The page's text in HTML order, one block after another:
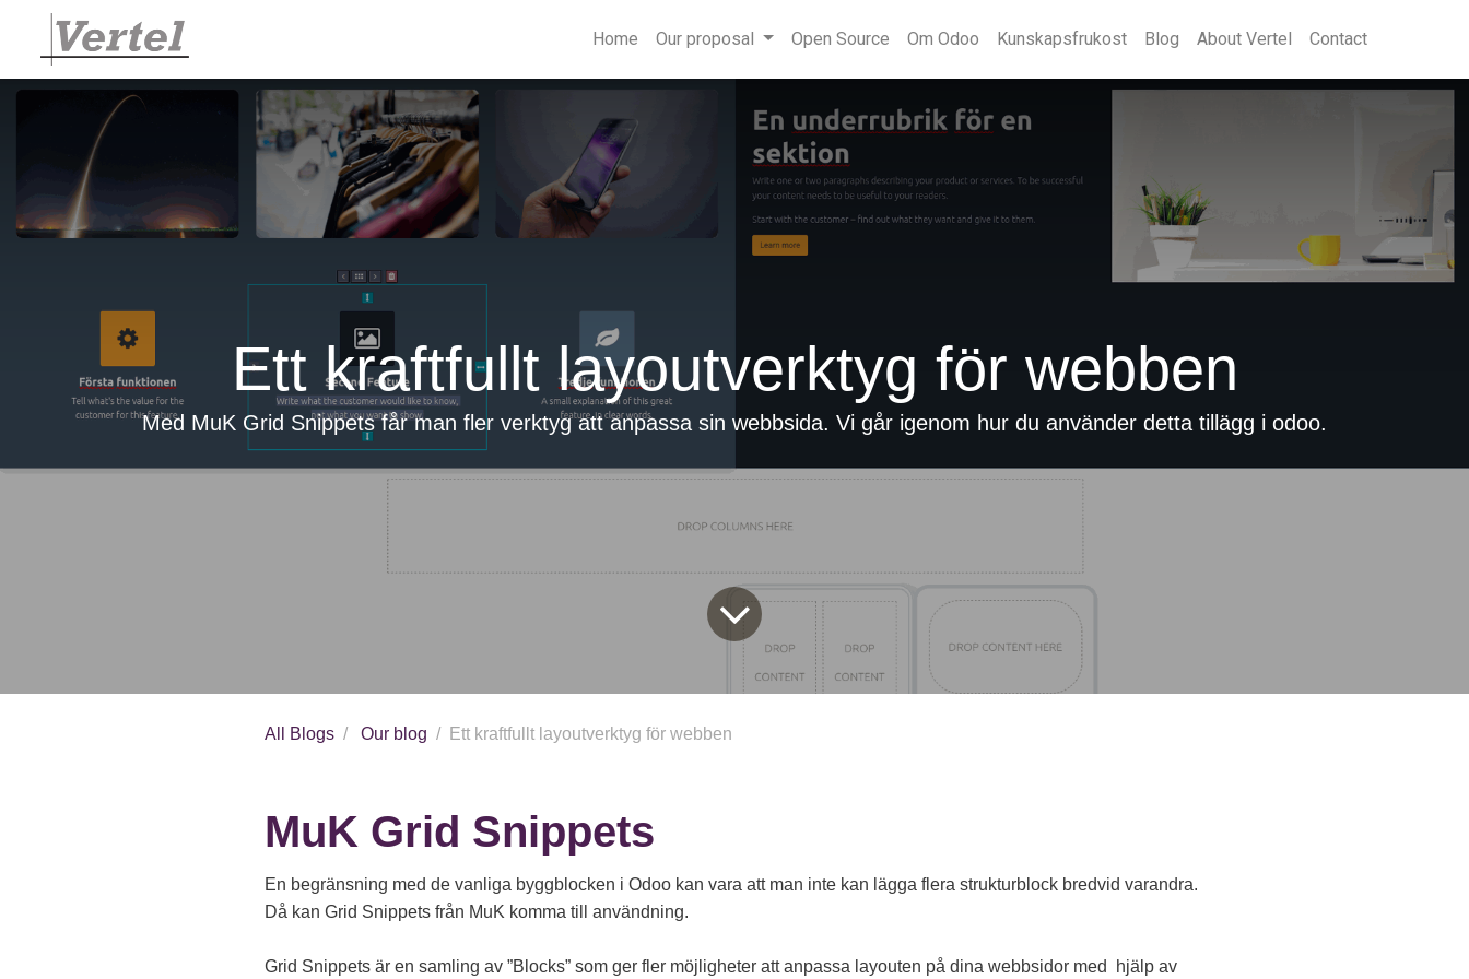
Home Our proposal Open Source Om Odoo Kunskapsfrukost Blog About Vertel Contact
Ett kraftfullt layoutverktyg för webben
Med MuK Grid Snippets får man fler verktyg att anpassa sin webbsida. Vi går igenom hur du använder detta tillägg i odoo.
All Blogs Our blog Ett kraftfullt layoutverktyg för webben
MuK Grid Snippets
En begränsning med de vanliga byggblocken i Odoo kan vara att man inte kan lägga flera strukturblock bredvid varandra.
Då kan Grid Snippets från MuK komma till användning.
Grid Snippets är en samling av ”Blocks” som ger fler möjligheter att anpassa layouten på dina webbsidor med hjälp av